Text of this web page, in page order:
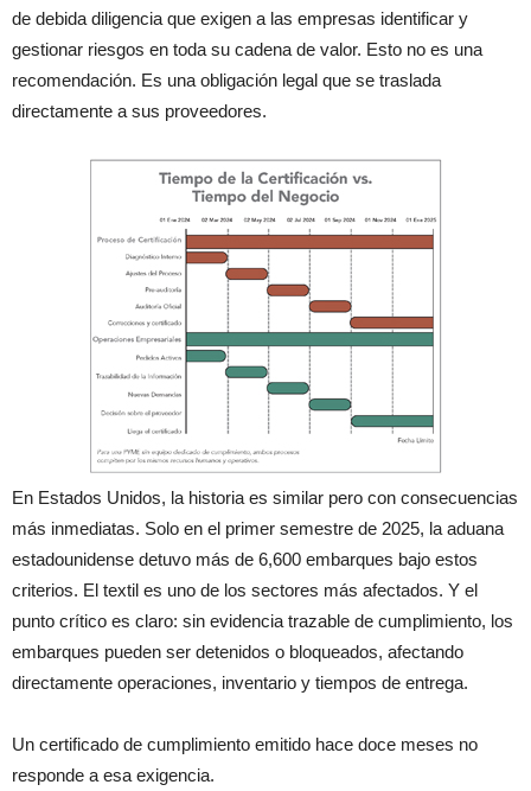
de debida diligencia que exigen a las empresas identificar y
gestionar riesgos en toda su cadena de valor. Esto no es una
recomendación. Es una obligación legal que se traslada
directamente a sus proveedores.
En Estados Unidos, la historia es similar pero con consecuencias
más inmediatas. Solo en el primer semestre de 2025, la aduana
estadounidense detuvo más de 6,600 embarques bajo estos
criterios. El textil es uno de los sectores más afectados. Y el
punto crítico es claro: sin evidencia trazable de cumplimiento, los
embarques pueden ser detenidos o bloqueados, afectando
directamente operaciones, inventario y tiempos de entrega.
Un certificado de cumplimiento emitido hace doce meses no
responde a esa exigencia.